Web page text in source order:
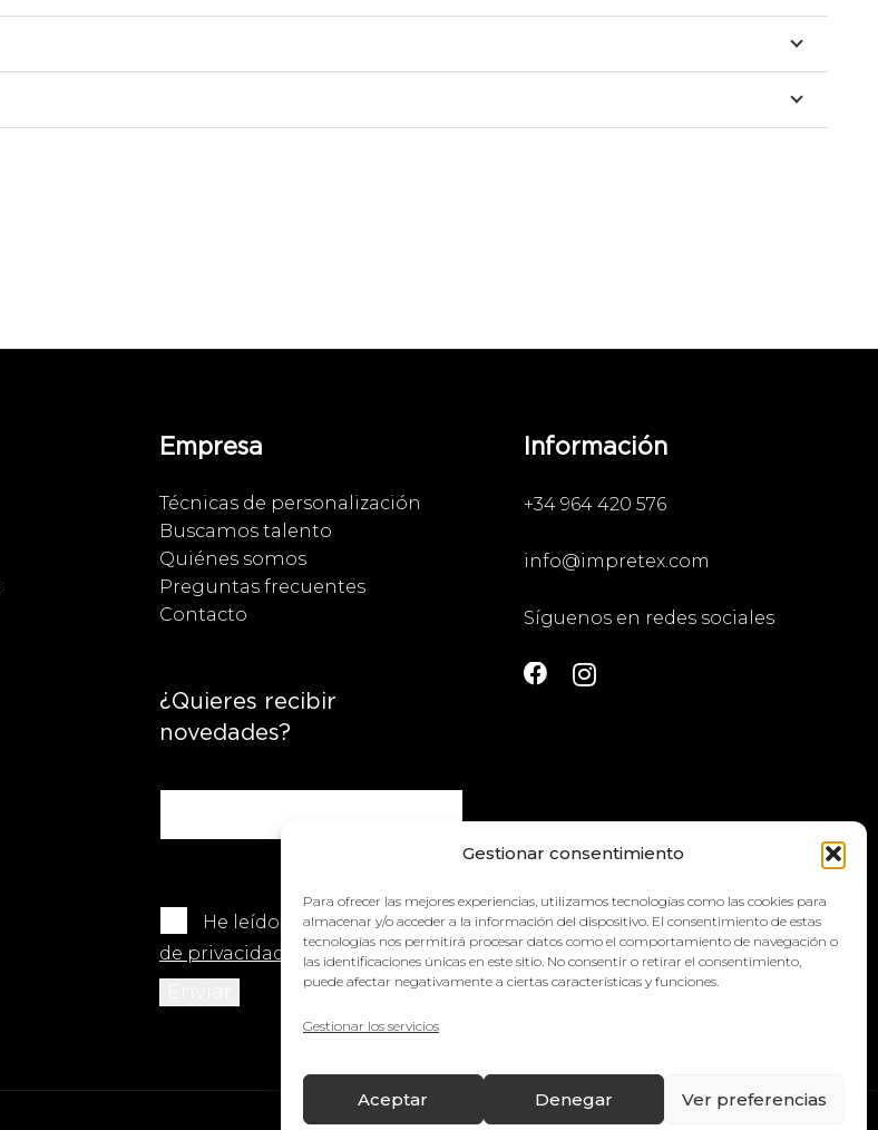
Gestionar consentimiento
Para ofrecer las mejores experiencias, utilizamos tecnologías como las cookies para
almacenar y/o acceder a la información del dispositivo. El consentimiento de estas
tecnologías nos permitirá procesar datos como el comportamiento de navegación o
las identificaciones únicas en este sitio. No consentir o retirar el consentimiento,
puede afectar negativamente a ciertas características y funciones.
Gestionar los servicios
Aceptar Denegar Ver preferencias
Empresa
Técnicas de personalización
Buscamos talento
Quiénes somos
Preguntas frecuentes
Contacto
¿Quieres recibir
novedades?
He leído y acepto lapolítica
de privacidad
Información
+34 964 420 576
info@impretex.com
Síguenos en redes sociales